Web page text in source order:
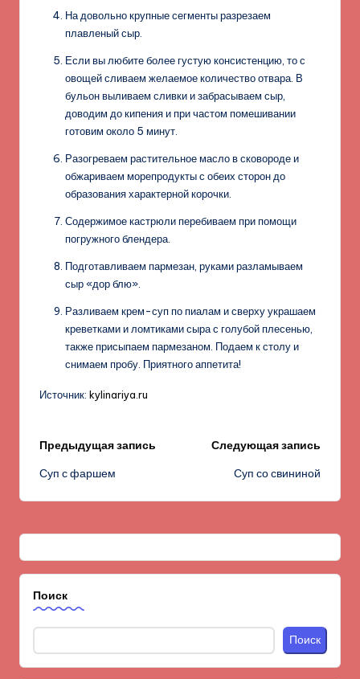
На довольно крупные сегменты разрезаем
плавленый сыр.
Если вы любите более густую консистенцию, то с
овощей сливаем желаемое количество отвара. В
бульон выливаем сливки и забрасываем сыр,
доводим до кипения и при частом помешивании
готовим около 5 минут.
Разогреваем растительное масло в сковороде и
обжариваем морепродукты с обеих сторон до
образования характерной корочки.
Содержимое кастрюли перебиваем при помощи
погружного блендера.
Подготавливаем пармезан, руками разламываем
сыр «дор блю».
Разливаем крем-суп по пиалам и сверху украшаем
креветками и ломтиками сыра с голубой плесенью,
также присыпаем пармезаном. Подаем к столу и
снимаем пробу. Приятного аппетита!
Источник: kylinariya.ru
Навигация
записи
Предыдущая запись
Суп с фаршем
Следующая запись
Суп со свининой
Поиск
Поиск